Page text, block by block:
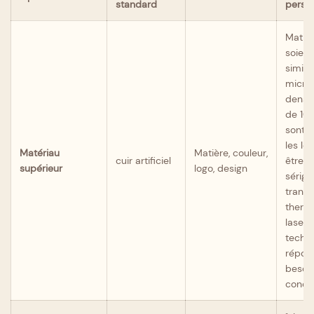
standard
Matériau
supérieur
cuir artificiel
Matière, couleur,
logo, design
soie,
de
sont
les
être
laser